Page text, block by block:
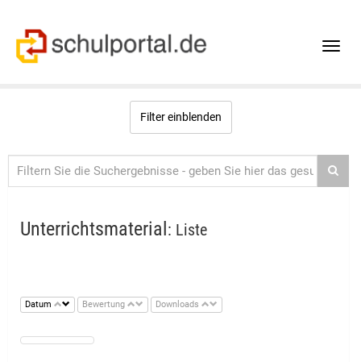
Toggle
Filter einblenden
Unterrichtsmaterial : Liste
Datum Bewertung Downloads